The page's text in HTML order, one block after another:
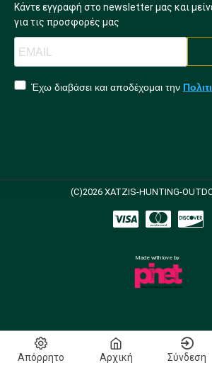
Κάντε εγγραφή στο newsletter μας και
για τις προσφορές μας
Έχω διαβάσει και αποδέχομαι την
(C)2026 XATZIS-HUNTING-
Made with love by
Απόρρητο Αρχική Σύνδεση